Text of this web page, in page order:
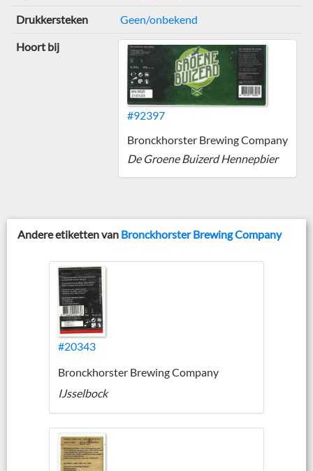
Drukkersteken Geen/onbekend
Hoort bij
#92397
Bronckhorster Brewing Company
De Groene Buizerd Hennepbier
Andere etiketten van Bronckhorster Brewing Company
#20343
Bronckhorster Brewing Company
IJsselbock